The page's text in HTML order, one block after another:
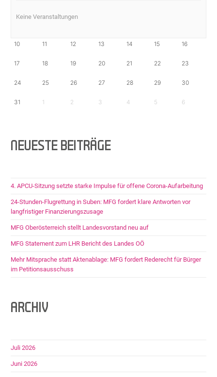
Keine Veranstaltungen
10 11 12 13 14 15 16
17 18 19 20 21 22 23
24 25 26 27 28 29 30
31 1 2 3 4 5 6
NEUESTE BEITRÄGE
4. APCU-Sitzung setzte starke Impulse für offene Corona-Aufarbeitung
24-Stunden-Flugrettung in Suben: MFG fordert klare Antworten vor
langfristiger Finanzierungszusage
MFG Oberösterreich stellt Landesvorstand neu auf
MFG Statement zum LHR Bericht des Landes OÖ
Mehr Mitsprache statt Aktenablage: MFG fordert Rederecht für Bürger
im Petitionsausschuss
ARCHIV
Juli 2026
Juni 2026